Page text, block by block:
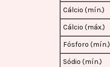
Cálcio (mín.)
Cálcio (máx.)
Fósforo (mín.)
Sódio (mín.)